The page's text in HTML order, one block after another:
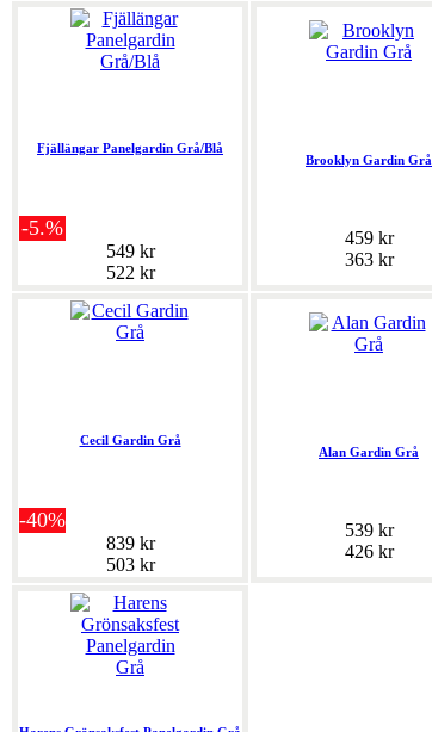
Fjällängar Panelgardin Grå/Blå
-5.%
549 kr
522 kr
Brooklyn Gardin Grå
459 kr
363 kr
Cecil Gardin Grå
-40%
839 kr
503 kr
Alan Gardin Grå
539 kr
426 kr